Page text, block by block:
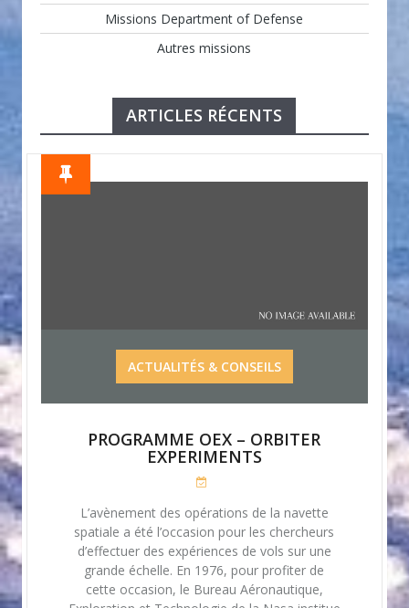
Missions Department of Defense
Autres missions
ARTICLES RÉCENTS
ACTUALITÉS & CONSEILS
PROGRAMME OEX – ORBITER
EXPERIMENTS
L’avènement des opérations de la navette
spatiale a été l’occasion pour les chercheurs
d’effectuer des expériences de vols sur une
grande échelle. En 1976, pour profiter de
cette occasion, le Bureau Aéronautique,